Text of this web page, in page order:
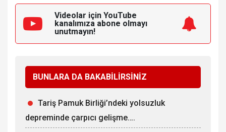
Videolar için YouTube
kanalımıza abone olmayı
unutmayın!
BUNLARA DA BAKABİLİRSİNİZ
Tariş Pamuk Birliği’ndeki yolsuzluk
depreminde çarpıcı gelişme….